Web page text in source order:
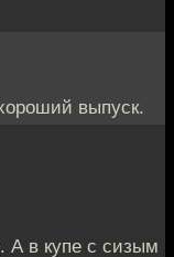
выпуск.
А в купе с сизым